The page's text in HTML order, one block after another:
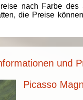
nach Farbe des
die Preise
und
Picasso